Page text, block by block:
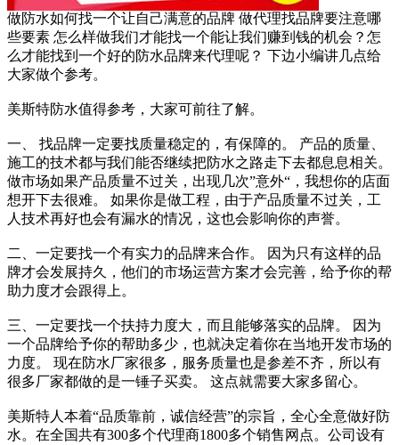
做防水如何找一个让自己满意的品牌 做代理找品牌要注意哪
些要素 怎么样做我们才能找一个能让我们赚到钱的机会？怎
么才能找到一个好的防水品牌来代理呢？ 下边小编讲几点给
大家做个参考。
美斯特防水值得参考，大家可前往了解。
一、 找品牌一定要找质量稳定的，有保障的。 产品的质量、
施工的技术都与我们能否继续把防水之路走下去都息息相关。
做市场如果产品质量不过关，出现几次”意外“，我想你的店面
想开下去很难。 如果你是做工程，由于产品质量不过关，工
人技术再好也会有漏水的情况，这也会影响你的声誉。
二、一定要找一个有实力的品牌来合作。 因为只有这样的品
牌才会发展持久，他们的市场运营方案才会完善，给予你的帮
助力度才会跟得上。
三、一定要找一个扶持力度大，而且能够落实的品牌。 因为
一个品牌给予你的帮助多少，也就决定着你在当地开发市场的
力度。 现在防水厂家很多，服务质量也是参差不齐，所以有
很多厂家都做的是一锤子买卖。 这点就需要大家多留心。
美斯特人本着“品质靠前，诚信经营”的宗旨，全心全意做好防
水。在全国共有300多个代理商1800多个销售网点。公司设有